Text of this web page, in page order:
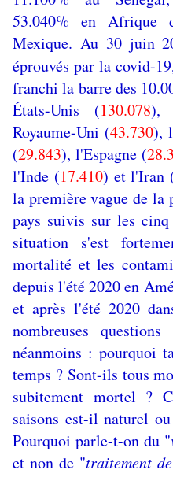
53.040% en Afrique
Mexique. Au 30 juin
éprouvés par la covid-
franchi la barre des
États-Unis (130.078),
Royaume-Uni (43.730),
(29.843), l'Espagne (
l'Inde (17.410) et l'Iran
la première vague de la
pays suivis sur les
situation s'est
mortalité et les
depuis l'été 2020 en
et après l'été 2020
nombreuses
néanmoins : pourquoi
temps ? Sont-ils tous
subitement mortel ?
saisons est-il naturel
Pourquoi parle-t-on du "
et non de "traitement